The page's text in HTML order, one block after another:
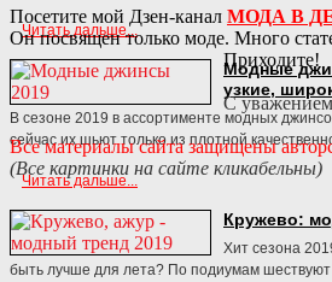
Читать дальше...
Модные
узкие,
В сезоне 2019 в ассортименте модных
сейчас их шьют только из плотной
Читать дальше...
Кружево:
Хит сезона
быть лучше для лета? По подиумам
Посетите мой Дзен-канал МОДА В
Он посвящен только моде. Много
Приходите!
С
Все материалы сайта защищены
(Все картинки на сайте кликабельны)